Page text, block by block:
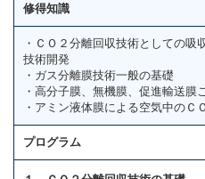
修得知識
・ＣＯ２分離回収技術としての吸
技術開発
・ガス分離膜技術一般の基礎
・高分子膜、無機膜、促進輸送
・アミン液体膜による空気中のＣ
プログラム